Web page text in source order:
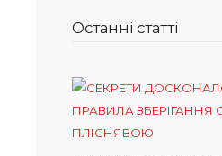
Останні статті